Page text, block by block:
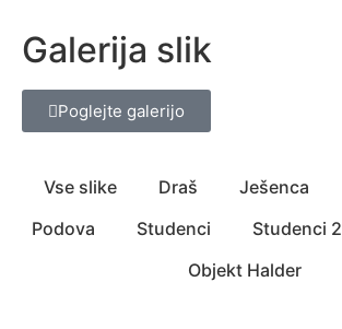
Galerija slik
Poglejte galerijo
Vse slike Draš Ješenca
Podova
Studenci Studenci 2
Objekt Halder